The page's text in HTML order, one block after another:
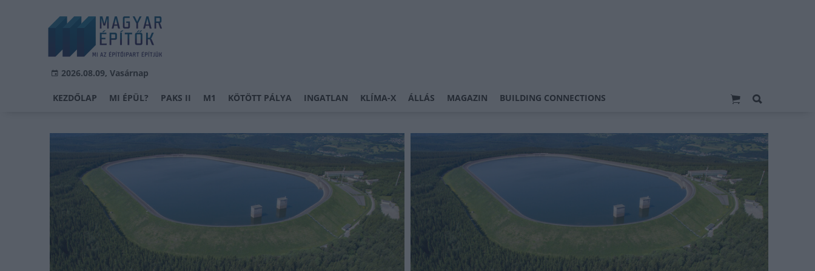
2026.08.09, Vasárnap
KEZDŐLAP MI ÉPÜL? PAKS II M1 KÖTÖTT PÁLYA INGATLAN KLÍMA-X ÁLLÁS MAGAZIN BUILDING CONNECTIONS